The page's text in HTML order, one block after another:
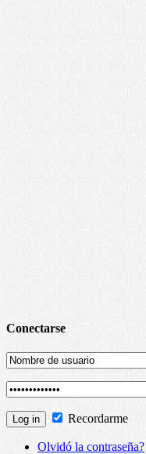
Conectarse
Recordarme
Olvidó la contraseña?